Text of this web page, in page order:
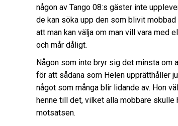
någon av Tango 08:s gäster inte
de kan söka upp den som blivit
att man kan välja om man vill vara med
och mår dåligt.
Någon som inte bryr sig det minsta om
för att sådana som Helen upprätthåller
något som många blir lidande av. Hon
henne till det, vilket alla mobbare
motsatsen.